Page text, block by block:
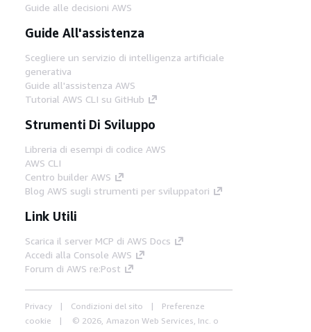
Guide alle decisioni AWS
Guide All'assistenza
Scegliere un servizio di intelligenza artificiale
generativa
Guide all'assistenza AWS
Tutorial AWS CLI su GitHub
Strumenti Di Sviluppo
Libreria di esempi di codice AWS
AWS CLI
Centro builder AWS
Blog AWS sugli strumenti per sviluppatori
Link Utili
Scarica il server MCP di AWS Docs
Accedi alla Console AWS
Forum di AWS re:Post
Privacy Condizioni del sito
Preferenze
cookie
© 2026, Amazon Web Services, Inc. o